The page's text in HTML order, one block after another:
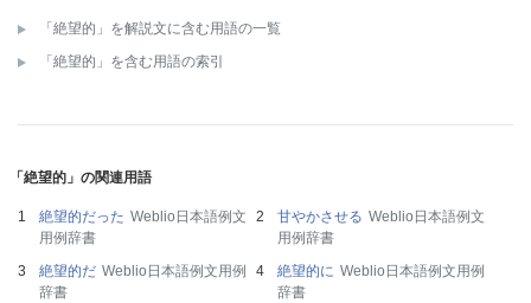
「絶望的」を解説文に含む用語の一覧
「絶望的」を含む用語の索引
「絶望的」の関連用語
絶望的だった Weblio日本語例文
用例辞書
甘やかさせる Weblio日本語例文
用例辞書
絶望的だ Weblio日本語例文用例
辞書
絶望的に Weblio日本語例文用例
辞書